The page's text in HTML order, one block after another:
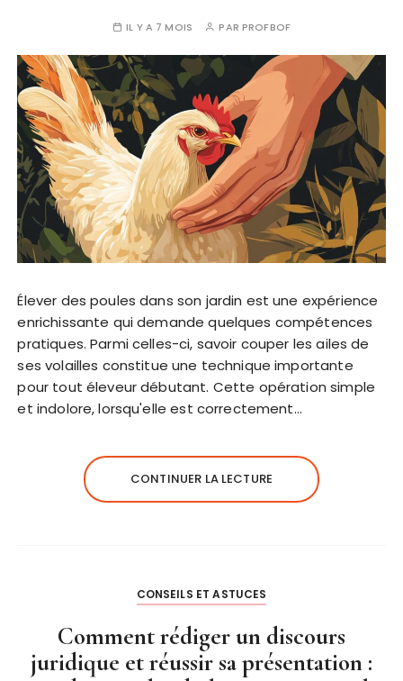
IL Y A 7 MOIS PAR PROFBOF
Élever des poules dans son jardin est une expérience
enrichissante qui demande quelques compétences
pratiques. Parmi celles-ci, savoir couper les ailes de
ses volailles constitue une technique importante
pour tout éleveur débutant. Cette opération simple
et indolore, lorsqu'elle est correctement…
CONTINUER LA LECTURE
CONSEILS ET ASTUCES
Comment rédiger un discours
juridique et réussir sa présentation :